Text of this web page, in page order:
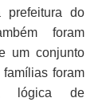
do
foram
um conjunto
foram
lógica de